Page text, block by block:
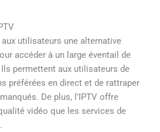
utilisateurs une alternative
accéder à un large éventail de
permettent aux utilisateurs de
préférées en direct et de rattraper
De plus, l’IPTV offre
vidéo que les services de